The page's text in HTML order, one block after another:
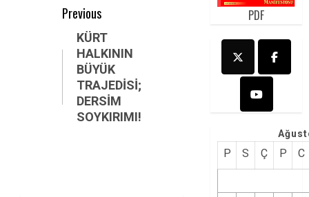
Post
navigation
Previous
Previous
post:
KÜRT
HALKININ
BÜYÜK
TRAJEDİSİ;
DERSİM
SOYKIRIMI!
PDF
P S Ç P C